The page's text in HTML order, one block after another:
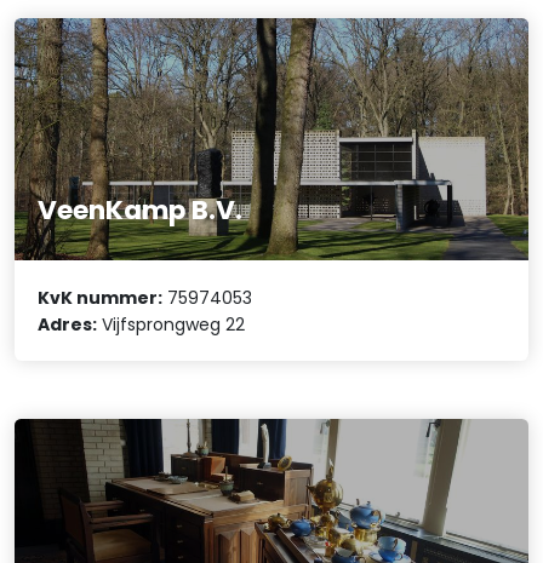
VeenKamp B.V.
KvK nummer: 75974053
Adres: Vijfsprongweg 22